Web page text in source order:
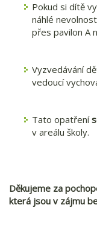
Pokud si dítě
náhlé
přes pavilon A
Vyzvedávání
vedoucí
Tato opatření
v areálu školy.
Děkujeme za
která jsou v zájmu